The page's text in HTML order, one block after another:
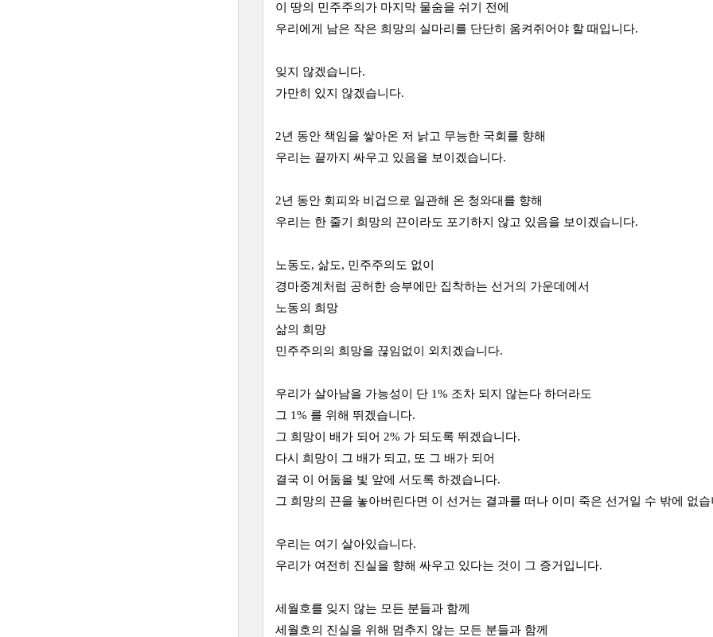
이 땅의 민주주의가 마지막 물숨을 쉬기 전에
우리에게 남은 작은 희망의 실마리를 단단히 움켜쥐어야 할 때입니다.
잊지 않겠습니다.
가만히 있지 않겠습니다.
2년 동안 책임을 쌓아온 저 낡고 무능한 국회를 향해
우리는 끝까지 싸우고 있음을 보이겠습니다.
2년 동안 회피와 비겁으로 일관해 온 청와대를 향해
우리는 한 줄기 희망의 끈이라도 포기하지 않고 있음을 보이겠습니다.
노동도, 삶도, 민주주의도 없이
경마중계처럼 공허한 승부에만 집착하는 선거의 가운데에서
노동의 희망
삶의 희망
민주주의의 희망을 끊임없이 외치겠습니다.
우리가 살아남을 가능성이 단 1% 조차 되지 않는다 하더라도
그 1% 를 위해 뛰겠습니다.
그 희망이 배가 되어 2% 가 되도록 뛰겠습니다.
다시 희망이 그 배가 되고, 또 그 배가 되어
결국 이 어둠을 빛 앞에 서도록 하겠습니다.
그 희망의 끈을 놓아버린다면 이 선거는 결과를 떠나 이미 죽은 선거일 수 밖에 없
우리는 여기 살아있습니다.
우리가 여전히 진실을 향해 싸우고 있다는 것이 그 증거입니다.
세월호를 잊지 않는 모든 분들과 함께
세월호의 진실을 위해 멈추지 않는 모든 분들과 함께